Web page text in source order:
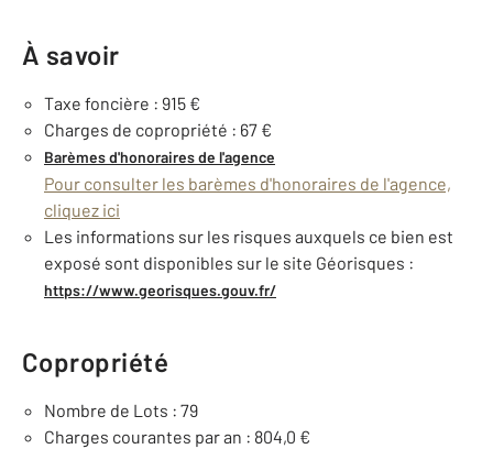
À savoir
Taxe foncière : 915 €
Charges de copropriété : 67 €
Barèmes d'honoraires de l'agence
Pour consulter les barèmes d'honoraires de l'agence,
cliquez ici
Les informations sur les risques auxquels ce bien est
exposé sont disponibles sur le site Géorisques :
https://www.georisques.gouv.fr/
Copropriété
Nombre de Lots : 79
Charges courantes par an : 804,0 €